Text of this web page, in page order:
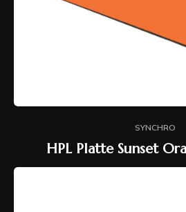
SYNCHRO
HPL Platte Sunset